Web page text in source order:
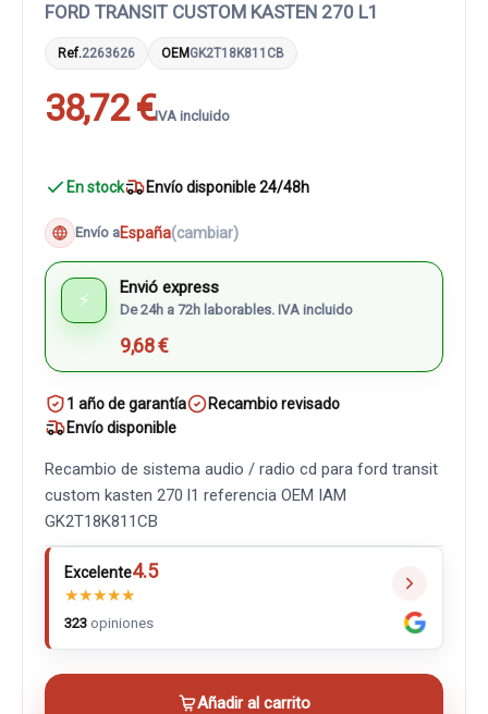
FORD TRANSIT CUSTOM KASTEN 270 L1
Ref.2263626 OEMGK2T18K811CB
38,72 €IVA incluido
En stock Envío disponible 24/48h
Envío aEspaña(cambiar)
⚡
Envió express
De 24h a 72h laborables. IVA incluido
9,68 €
1 año de garantía
Recambio revisado
Envío disponible
Recambio de sistema audio / radio cd para ford transit
custom kasten 270 l1 referencia OEM IAM
GK2T18K811CB
Excelente4.5
★★★★★
323 opiniones
Añadir al carrito